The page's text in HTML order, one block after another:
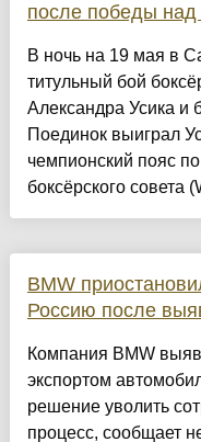
после победы
В ночь на 19 мая в
титульный бой
Александра Усика и
Поединок выиграл
чемпионский пояс
боксёрского совета
BMW
Россию после
Компания BMW
экспортом
решение уволить
процесс, сообщает